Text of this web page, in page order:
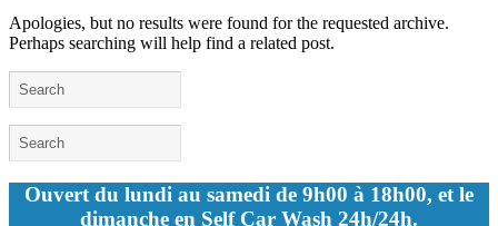
Apologies, but no results were found for the requested archive.
Perhaps searching will help find a related post.
Ouvert du lundi au samedi de 9h00 à 18h00, et le
dimanche en Self Car Wash 24h/24h.